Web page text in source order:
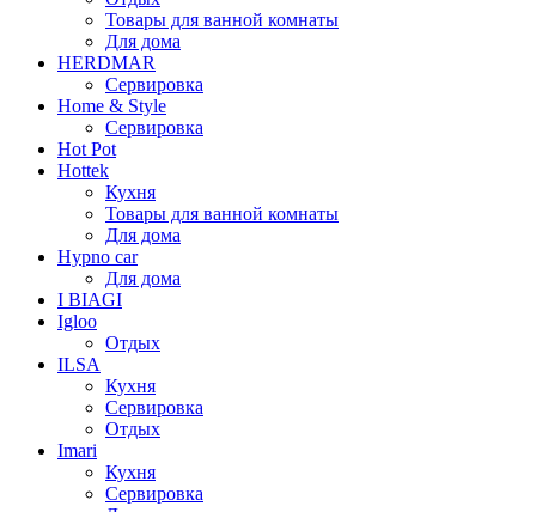
Товары для ванной комнаты
Для дома
HERDMAR
Сервировка
Home & Style
Сервировка
Hot Pot
Hottek
Кухня
Товары для ванной комнаты
Для дома
Hypno car
Для дома
I BIAGI
Igloo
Отдых
ILSA
Кухня
Сервировка
Отдых
Imari
Кухня
Сервировка